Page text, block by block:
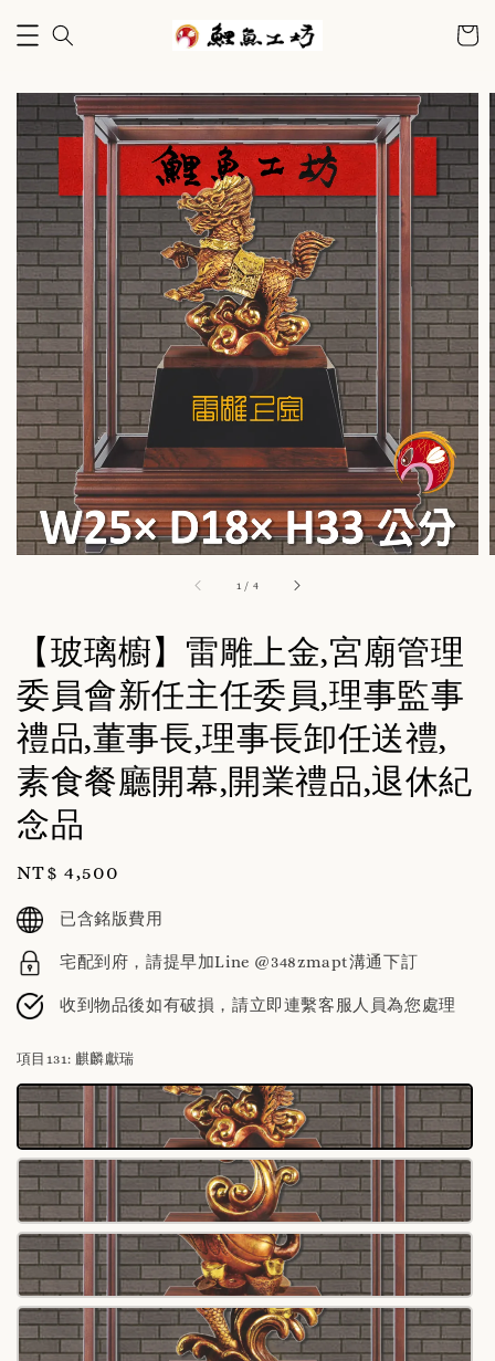
1 / 4
【玻璃櫥】雷雕上金,宮廟管理
委員會新任主任委員,理事監事
禮品,董事長,理事長卸任送禮,
素食餐廳開幕,開業禮品,退休紀
念品
Regular
price
NT$ 4,500
已含銘版費用
宅配到府，請提早加Line @348zmapt溝通下訂
收到物品後如有破損，請立即連繫客服人員為您處理
項目131: 麒麟獻瑞